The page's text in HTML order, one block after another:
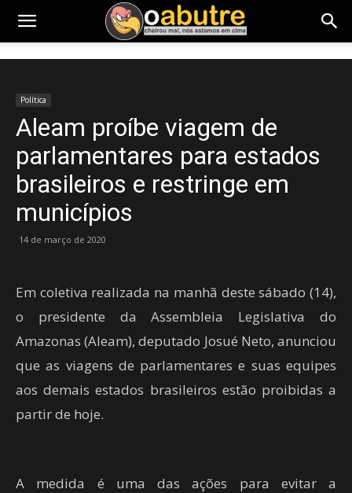
Política
Aleam proíbe viagem de
parlamentares para estados
brasileiros e restringe em
municípios
14 de março de 2020
Em coletiva realizada na manhã deste sábado (14),
o presidente da Assembleia Legislativa do
Amazonas (Aleam), deputado Josué Neto, anunciou
que as viagens de parlamentares e suas equipes
aos demais estados brasileiros estão proibidas a
partir de hoje.
A medida é uma das ações para evitar a